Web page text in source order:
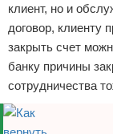
клиент, но и
договор, клиенту
закрыть счет
банку причины
сотрудничества